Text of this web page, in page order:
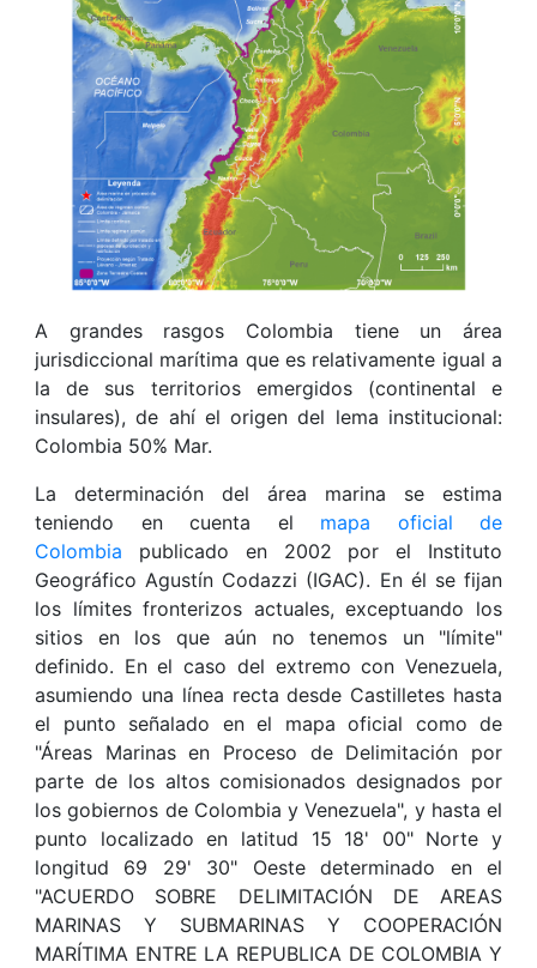
A grandes rasgos Colombia tiene un área
jurisdiccional marítima que es relativamente igual a
la de sus territorios emergidos (continental e
insulares), de ahí el origen del lema institucional:
Colombia 50% Mar.
La determinación del área marina se estima
teniendo en cuenta el mapa oficial de
Colombia publicado en 2002 por el Instituto
Geográfico Agustín Codazzi (IGAC). En él se fijan
los límites fronterizos actuales, exceptuando los
sitios en los que aún no tenemos un "límite"
definido. En el caso del extremo con Venezuela,
asumiendo una línea recta desde Castilletes hasta
el punto señalado en el mapa oficial como de
"Áreas Marinas en Proceso de Delimitación por
parte de los altos comisionados designados por
los gobiernos de Colombia y Venezuela", y hasta el
punto localizado en latitud 15 18' 00" Norte y
longitud 69 29' 30" Oeste determinado en el
"ACUERDO SOBRE DELIMITACIÓN DE AREAS
MARINAS Y SUBMARINAS Y COOPERACIÓN
MARÍTIMA ENTRE LA REPUBLICA DE COLOMBIA Y